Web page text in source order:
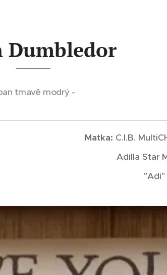
Dumbledor
tmavě modrý -
Matka: C.I.B.
Adilla Star
"Adi"